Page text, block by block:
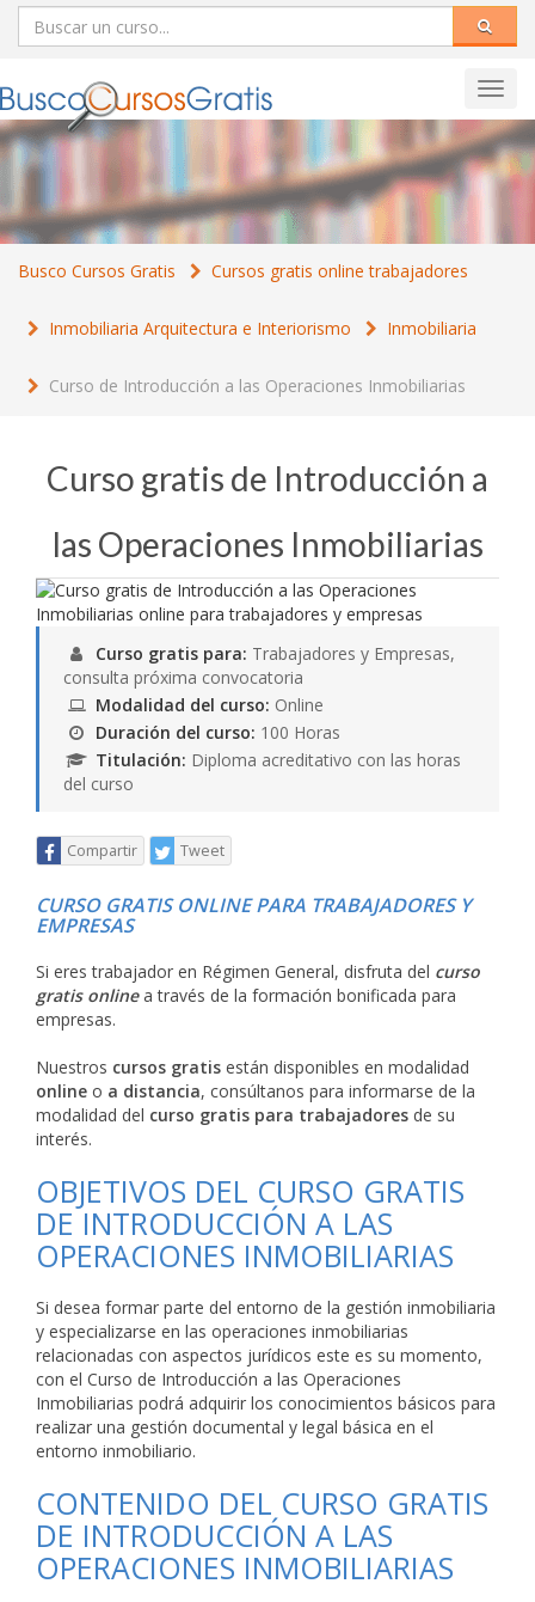
Busco Cursos Gratis Cursos gratis online trabajadores
Inmobiliaria Arquitectura e Interiorismo Inmobiliaria
Curso de Introducción a las Operaciones Inmobiliarias
Curso gratis de Introducción a
las Operaciones Inmobiliarias
Curso gratis para: Trabajadores y Empresas,
consulta próxima convocatoria
Modalidad del curso: Online
Duración del curso: 100 Horas
Titulación: Diploma acreditativo con las horas
del curso
Compartir Tweet
CURSO GRATIS ONLINE PARA TRABAJADORES Y
EMPRESAS
Si eres trabajador en Régimen General, disfruta del curso
gratis onlinea través de la formación bonificada para
empresas.
Nuestros cursos gratis están disponibles en modalidad
online o a distancia, consúltanos para informarse de la
modalidad del curso gratis para trabajadores de su
interés.
OBJETIVOS DEL CURSO GRATIS
DE INTRODUCCIÓN A LAS
OPERACIONES INMOBILIARIAS
Si desea formar parte del entorno de la gestión inmobiliaria
y especializarse en las operaciones inmobiliarias
relacionadas con aspectos jurídicos este es su momento,
con el Curso de Introducción a las Operaciones
Inmobiliarias podrá adquirir los conocimientos básicos para
realizar una gestión documental y legal básica en el
entorno inmobiliario.
CONTENIDO DEL CURSO GRATIS
DE INTRODUCCIÓN A LAS
OPERACIONES INMOBILIARIAS